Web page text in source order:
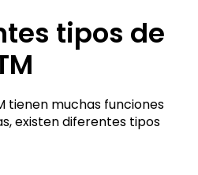
tipos de
tienen muchas funciones
existen diferentes tipos